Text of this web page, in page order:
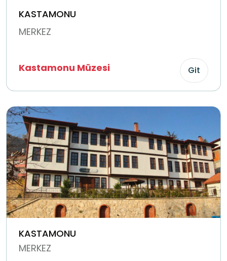
KASTAMONU
MERKEZ
Kastamonu Müzesi Git
KASTAMONU
MERKEZ